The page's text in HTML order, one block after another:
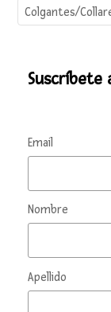
Colgantes/
Suscríbete
Email
Nombre
Apellido